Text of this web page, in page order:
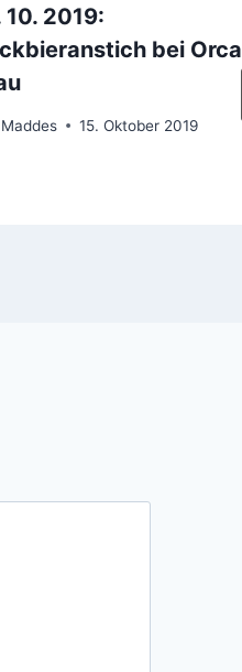
10. 2019:
bei Orca
Maddes 15. Oktober 2019